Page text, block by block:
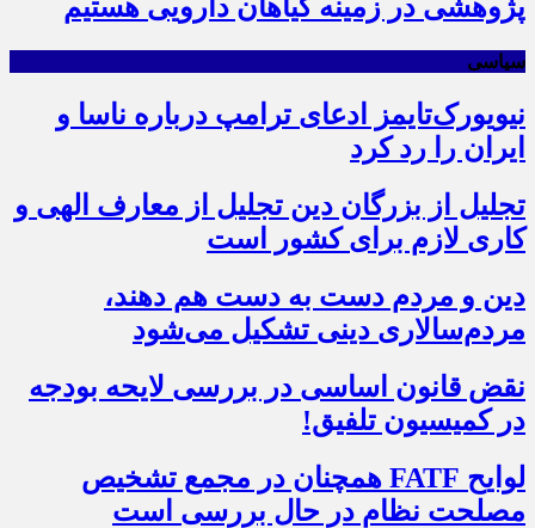
پژوهشی در زمینه گیاهان دارویی هستیم
سیاسی
نیویورک‌تایمز ادعای ترامپ درباره ناسا و
ایران را رد کرد
تجلیل از بزرگان دین تجلیل از معارف الهی و
کاری لازم برای کشور است
دین و مردم دست به‌ دست هم دهند،
مردم‌سالاری دینی تشکیل می‌شود
نقض قانون اساسی در بررسی لایحه بودجه
در کمیسیون تلفیق!
لوایح FATF همچنان در مجمع تشخیص
مصلحت نظام در حال بررسی است